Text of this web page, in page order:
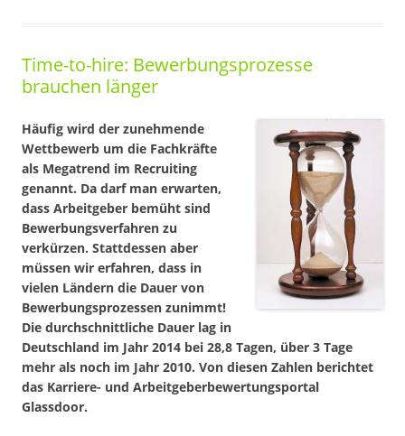
Time-to-hire: Bewerbungsprozesse
brauchen länger
Häufig wird der zunehmende
Wettbewerb um die Fachkräfte
als Megatrend im Recruiting
genannt. Da darf man erwarten,
dass Arbeitgeber bemüht sind
Bewerbungsverfahren zu
verkürzen. Stattdessen aber
müssen wir erfahren, dass in
vielen Ländern die Dauer von
Bewerbungsprozessen zunimmt!
Die durchschnittliche Dauer lag in
Deutschland im Jahr 2014 bei 28,8 Tagen, über 3 Tage
mehr als noch im Jahr 2010. Von diesen Zahlen berichtet
das Karriere- und Arbeitgeberbewertungsportal
Glassdoor.